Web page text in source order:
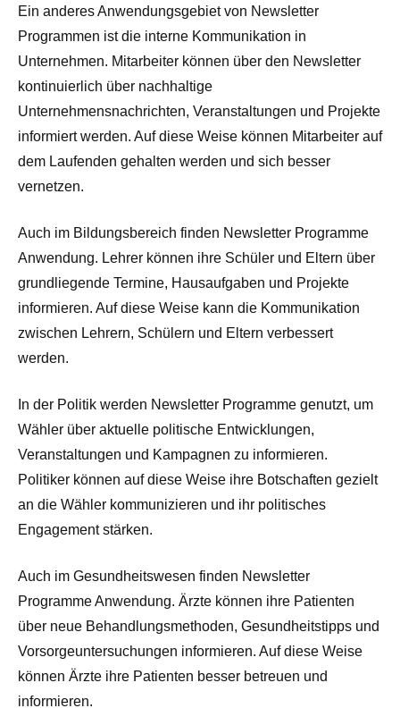
Ein anderes Anwendungsgebiet von Newsletter
Programmen ist die interne Kommunikation in
Unternehmen. Mitarbeiter können über den Newsletter
kontinuierlich über nachhaltige
Unternehmensnachrichten, Veranstaltungen und Projekte
informiert werden. Auf diese Weise können Mitarbeiter auf
dem Laufenden gehalten werden und sich besser
vernetzen.
Auch im Bildungsbereich finden Newsletter Programme
Anwendung. Lehrer können ihre Schüler und Eltern über
grundliegende Termine, Hausaufgaben und Projekte
informieren. Auf diese Weise kann die Kommunikation
zwischen Lehrern, Schülern und Eltern verbessert
werden.
In der Politik werden Newsletter Programme genutzt, um
Wähler über aktuelle politische Entwicklungen,
Veranstaltungen und Kampagnen zu informieren.
Politiker können auf diese Weise ihre Botschaften gezielt
an die Wähler kommunizieren und ihr politisches
Engagement stärken.
Auch im Gesundheitswesen finden Newsletter
Programme Anwendung. Ärzte können ihre Patienten
über neue Behandlungsmethoden, Gesundheitstipps und
Vorsorgeuntersuchungen informieren. Auf diese Weise
können Ärzte ihre Patienten besser betreuen und
informieren.